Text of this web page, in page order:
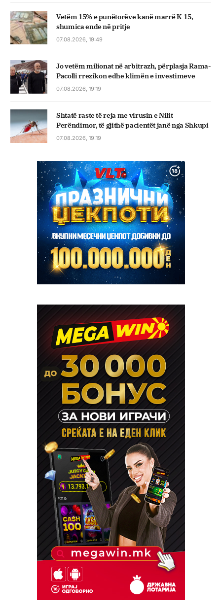
Vetëm 15% e punëtorëve kanë marrë K-15,
shumica ende në pritje
07.08.2026, 19:49
Jo vetëm milionat në arbitrazh, përplasja Rama-
Pacolli rrezikon edhe klimën e investimeve
07.08.2026, 19:19
Shtatë raste të reja me virusin e Nilit
Perëndimor, të gjithë pacientët janë nga Shkupi
07.08.2026, 19:19